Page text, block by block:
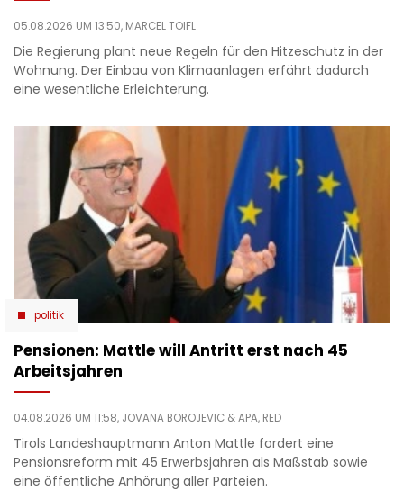
05.08.2026 UM 13:50, MARCEL TOIFL
Die Regierung plant neue Regeln für den Hitzeschutz in der
Wohnung. Der Einbau von Klimaanlagen erfährt dadurch
eine wesentliche Erleichterung.
politik
Pensionen: Mattle will Antritt erst nach 45
Arbeitsjahren
04.08.2026 UM 11:58, JOVANA BOROJEVIC & APA, RED
Tirols Landeshauptmann Anton Mattle fordert eine
Pensionsreform mit 45 Erwerbsjahren als Maßstab sowie
eine öffentliche Anhörung aller Parteien.